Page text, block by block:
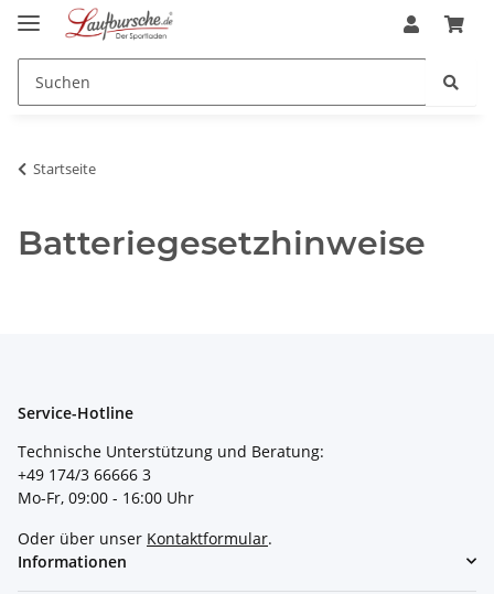
Startseite
Batteriegesetzhinweise
Service-Hotline
Technische Unterstützung und Beratung:
+49 174/3 66666 3
Mo-Fr, 09:00 - 16:00 Uhr
Oder über unser Kontaktformular.
Informationen